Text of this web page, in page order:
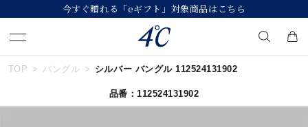
【価格改定のお知らせ 8月17日(月)より 】
キーワードで検索する
TOP バングル シルバー バングル 112524131902
品番：112524131902